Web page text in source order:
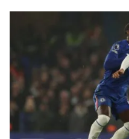
OTRAS LIGAS